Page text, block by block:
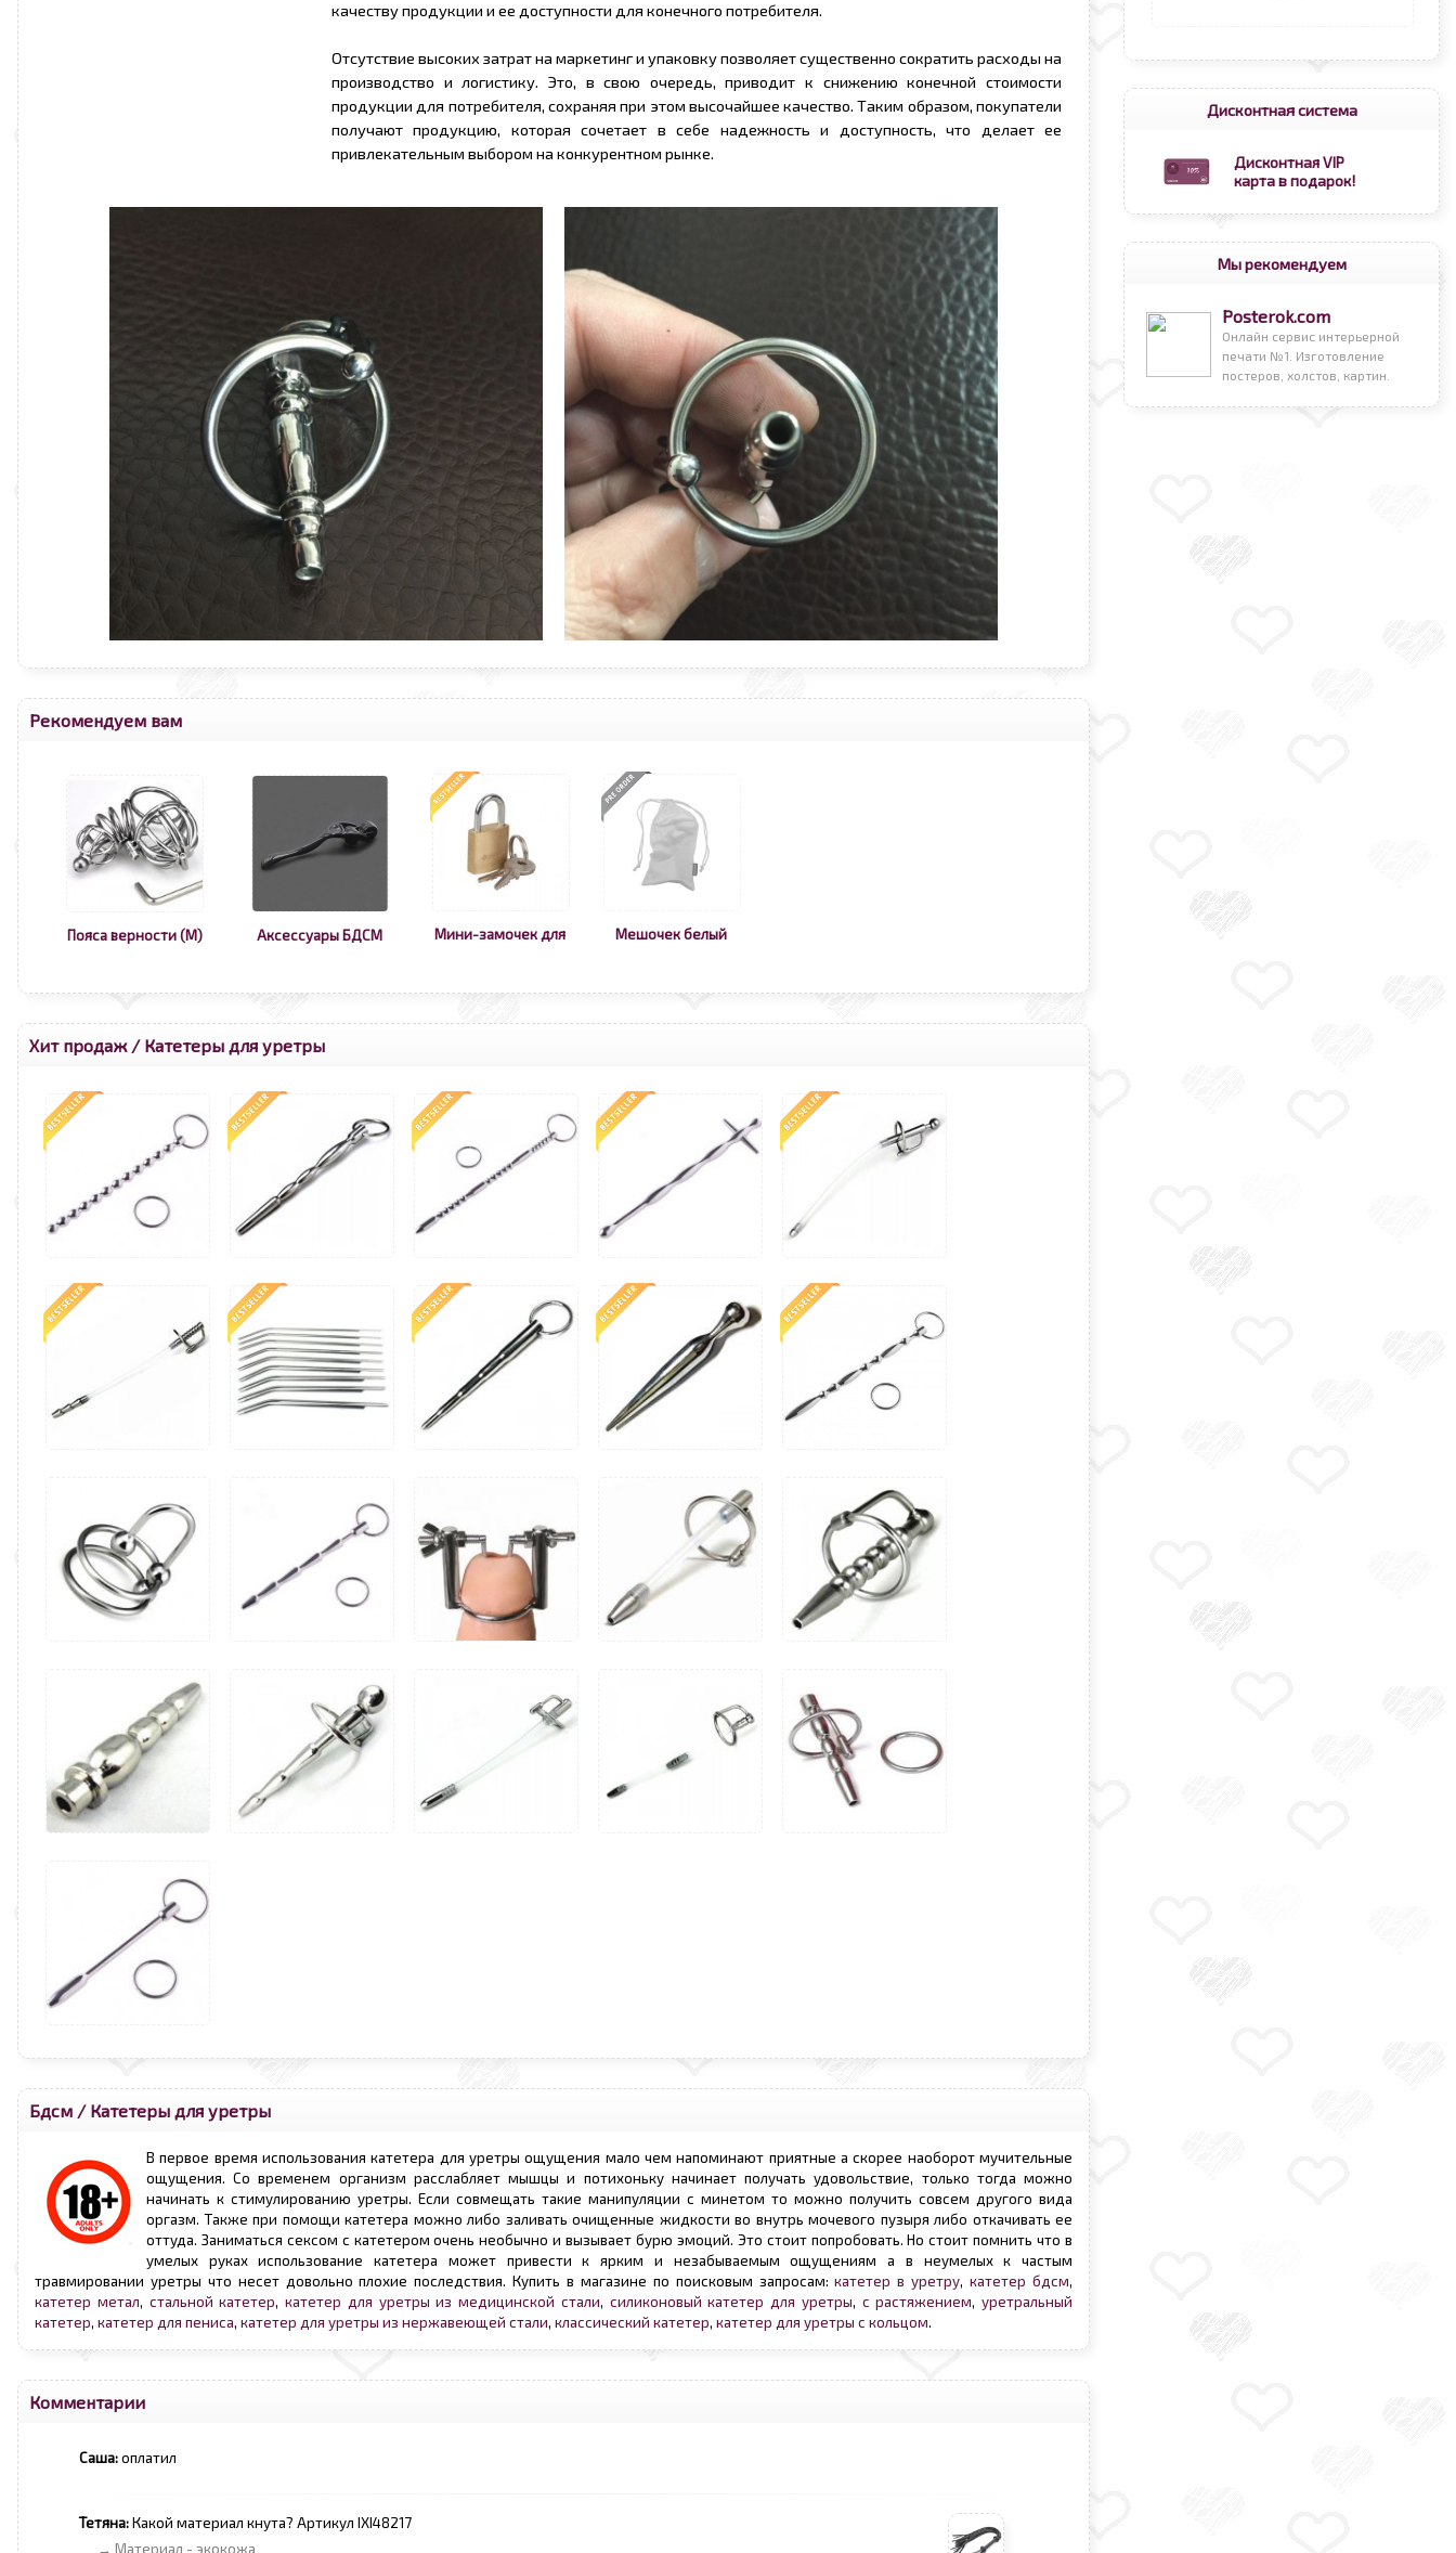
качеству продукции и ее доступности для конечного потребителя.
Отсутствие высоких затрат на маркетинг и упаковку позволяет существенно сократить расходы на
производство и логистику. Это, в свою очередь, приводит к снижению конечной стоимости
продукции для потребителя, сохраняя при этом высочайшее качество. Таким образом, покупатели
получают продукцию, которая сочетает в себе надежность и доступность, что делает ее
привлекательным выбором на конкурентном рынке.
Рекомендуем вам
Пояса верности (М) Аксессуары БДСМ Мини-замочек для Мешочек белый
Хит продаж/ Катетеры для уретры
Бдсм / Катетеры для уретры
В первое время использования катетера для уретры ощущения мало чем напоминают приятные а скорее наоборот мучительные
ощущения. Со временем организм расслабляет мышцы и потихоньку начинает получать удовольствие, только тогда можно
начинать к стимулированию уретры. Если совмещать такие манипуляции с минетом то можно получить совсем другого вида
оргазм. Также при помощи катетера можно либо заливать очищенные жидкости во внутрь мочевого пузыря либо откачивать ее
оттуда. Заниматься сексом с катетером очень необычно и вызывает бурю эмоций. Это стоит попробовать. Но стоит помнить что в
умелых руках использование катетера может привести к ярким и незабываемым ощущениям а в неумелых к частым
травмировании уретры что несет довольно плохие последствия. Купить в магазине по поисковым запросам:катетер в уретру,катетер бдсм,
катетер метал, стальной катетер, катетер для уретры из медицинской стали, силиконовый катетер для уретры, с растяжением, уретральный
катетер, катетер для пениса, катетер для уретры из нержавеющей стали, классический катетер, катетер для уретры с кольцом.
Комментарии
Саша:оплатил
Тетяна:Какой материал кнута? Артикул IXI48217
→ Материал - экокожа
Дисконтная система
Дисконтная VIP
карта в подарок!
Мы рекомендуем
Posterok.com
Онлайн сервис интерьерной
печати №1. Изготовление
постеров, холстов, картин.